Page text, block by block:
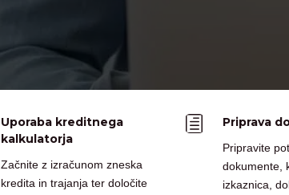
Uporaba kreditnega
kalkulatorja
Začnite z izračunom zneska
kredita in trajanja ter določite
h Priprava
Pripravite
dokumente,
izkaznica,